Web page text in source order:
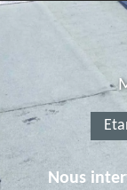
Nous